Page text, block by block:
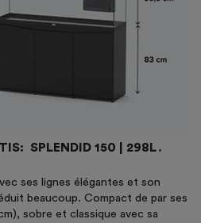
SPLENDID 150 | 298L
ses lignes élégantes et son
beaucoup. Compact de par ses
sobre et classique avec sa